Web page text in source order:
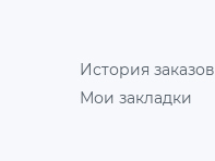
История заказов
Мои закладки